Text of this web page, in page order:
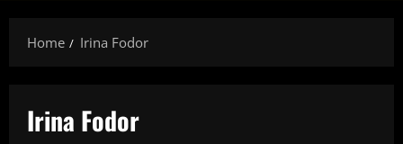
Home
Irina Fodor
Irina Fodor